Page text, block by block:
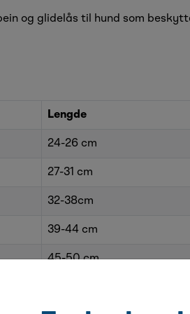
og glidelås til hund som
Lengde
24-26 cm
27-31 cm
32-38cm
39-44 cm
45-50 cm